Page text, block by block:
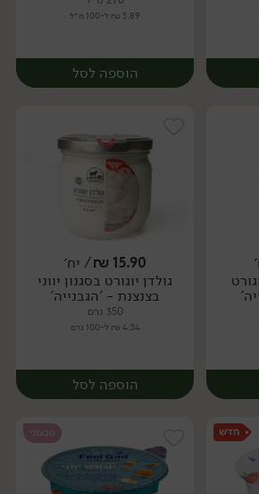
5.89 ₪ ל-100 מ״ל
הוספה לסל
יח׳
15.90
₪/ יח׳
גולדן יוגורט בסגנון יווני
בצנצנת - 'הגבנייה'
350 גרם
4.54 ₪ ל-100 גרם
הוספה לסל
טבעוני